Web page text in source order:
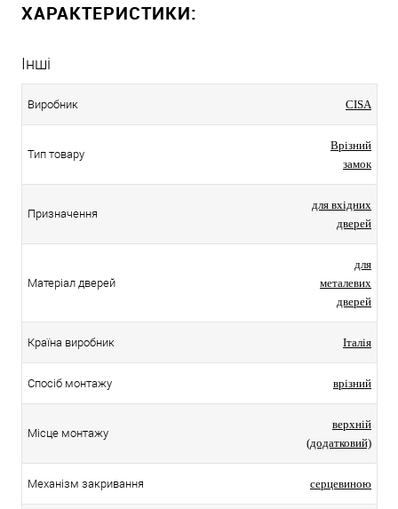
ХАРАКТЕРИСТИКИ:
Інші
Виробник CISA
Тип товару
Врізний
замок
Призначення
для вхідних
дверей
Матеріал дверей
для
металевих
дверей
Країна виробник Італія
Спосіб монтажу врізний
Місце монтажу
верхній
(додатковий)
Механізм закривання серцевиною